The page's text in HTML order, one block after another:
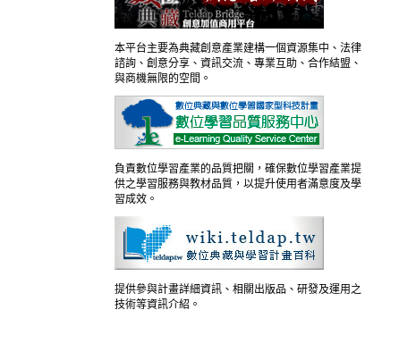
本平台主要為典藏創意產業建構一個資源集中、法律
諮詢、創意分享、資訊交流、專業互助、合作結盟、
與商機無限的空間。
負責數位學習產業的品質把關，確保數位學習產業提
供之學習服務與教材品質，以提升使用者滿意度及學
習成效。
提供參與計畫詳細資訊、相關出版品、研發及運用之
技術等資訊介紹。